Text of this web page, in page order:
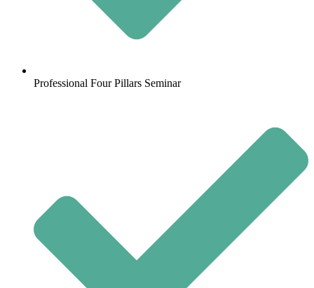
Professional Four Pillars Seminar